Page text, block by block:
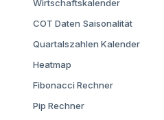
Wirtschaftskalender
COT Daten Saisonalität
Quartalszahlen Kalender
Heatmap
Fibonacci Rechner
Pip Rechner